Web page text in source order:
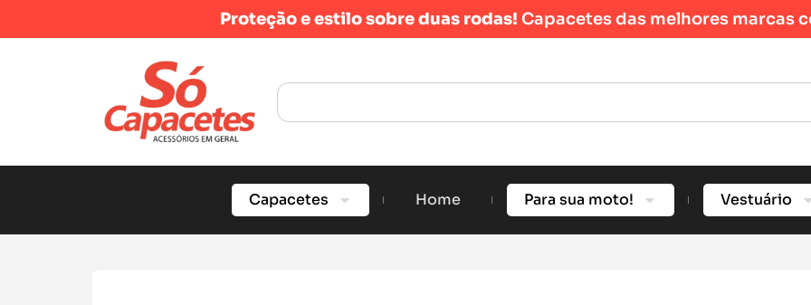
Proteção e estilo sobre duas rodas! Capacetes das melhores marcas
Capacetes Home Para sua moto! Vestuário